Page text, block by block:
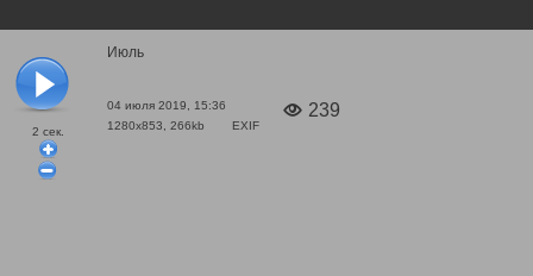
2 сек.
Июль
04 июля 2019, 15:36
1280x853, 266kb
EXIF
239